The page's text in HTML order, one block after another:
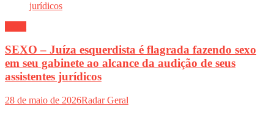
SEXO – Juíza esquerdista é flagrada fazendo sexo
em seu gabinete ao alcance da audição de seus
assistentes jurídicos
28 de maio de 2026Radar Geral